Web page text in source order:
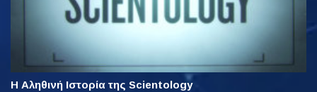
Η Αληθινή Ιστορία της Scientology